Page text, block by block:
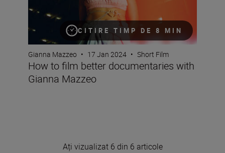
CITIRE TIMP DE 8 MIN
Gianna Mazzeo • 17 Jan 2024 • Short Film
How to film better documentaries with
Gianna Mazzeo
Ați vizualizat 6 din 6 articole